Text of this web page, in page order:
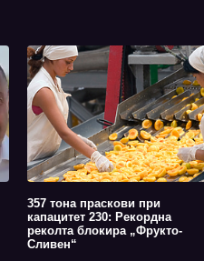
357 тона праскови при
капацитет 230: Рекордна
реколта блокира „Фрукто-
Сливен“